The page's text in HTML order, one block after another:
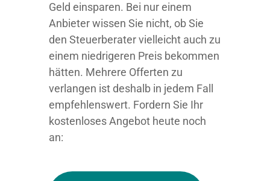
Geld einsparen. Bei nur einem
Anbieter wissen Sie nicht, ob Sie
den Steuerberater vielleicht auch zu
einem niedrigeren Preis bekommen
hätten. Mehrere Offerten zu
verlangen ist deshalb in jedem Fall
empfehlenswert. Fordern Sie Ihr
kostenloses Angebot heute noch
an: